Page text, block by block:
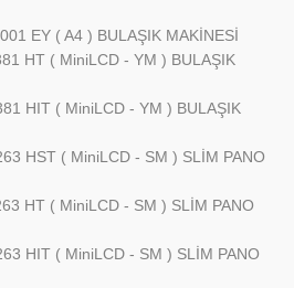
EY ( A4 ) BULAŞIK MAKİNESİ
HT ( MiniLCD - YM ) BULAŞIK
HIT ( MiniLCD - YM ) BULAŞIK
HST ( MiniLCD - SM ) SLİM PANO
HT ( MiniLCD - SM ) SLİM PANO
HIT ( MiniLCD - SM ) SLİM PANO